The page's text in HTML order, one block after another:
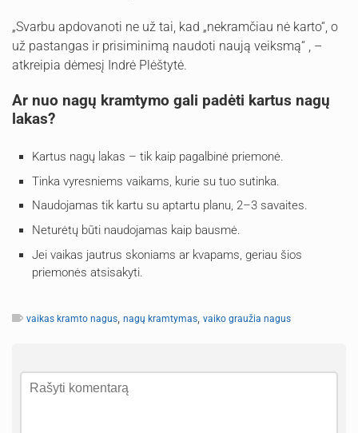
„Svarbu apdovanoti ne už tai, kad „nekramčiau nė karto“, o
už pastangas ir prisiminimą naudoti naują veiksmą“ , –
atkreipia dėmesį Indrė Plėštytė.
Ar nuo nagų kramtymo gali padėti kartus nagų
lakas?
Kartus nagų lakas – tik kaip pagalbinė priemonė.
Tinka vyresniems vaikams, kurie su tuo sutinka.
Naudojamas tik kartu su aptartu planu, 2–3 savaites.
Neturėtų būti naudojamas kaip bausmė.
Jei vaikas jautrus skoniams ar kvapams, geriau šios
priemonės atsisakyti.
vaikas kramto nagus, nagų kramtymas, vaiko graužia nagus